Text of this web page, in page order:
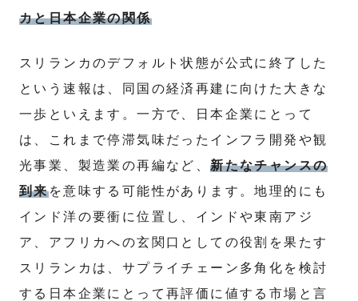
カと日本企業の関係
スリランカのデフォルト状態が公式に終了した
という速報は、同国の経済再建に向けた大きな
一歩といえます。一方で、日本企業にとって
は、これまで停滞気味だったインフラ開発や観
光事業、製造業の再編など、新たなチャンスの
到来を意味する可能性があります。地理的にも
インド洋の要衝に位置し、インドや東南アジ
ア、アフリカへの玄関口としての役割を果たす
スリランカは、サプライチェーン多角化を検討
する日本企業にとって再評価に値する市場と言